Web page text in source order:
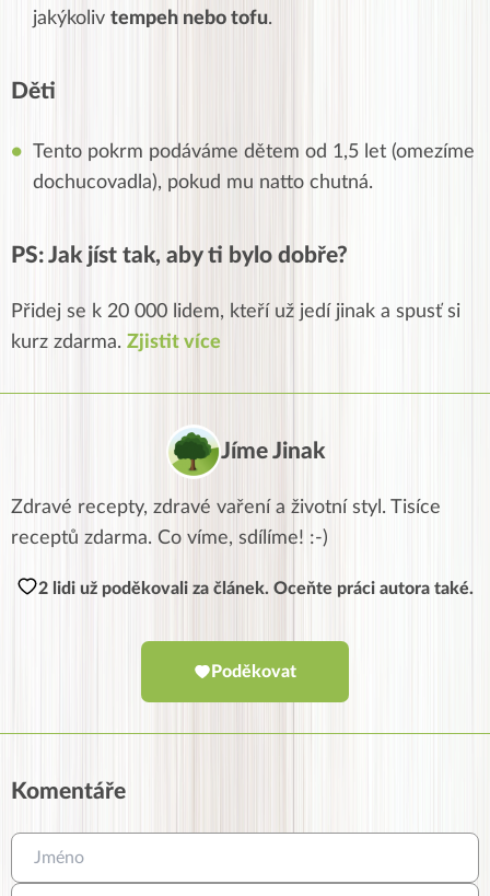
jakýkoliv tempeh nebo tofu.
Děti
Tento pokrm podáváme dětem od 1,5 let (omezíme
dochucovadla), pokud mu natto chutná.
PS: Jak jíst tak, aby ti bylo dobře?
Přidej se k 20 000 lidem, kteří už jedí jinak a spusť si
kurz zdarma. Zjistit více
Jíme Jinak
Zdravé recepty, zdravé vaření a životní styl. Tisíce
receptů zdarma. Co víme, sdílíme! :-)
2 lidi už poděkovali za článek. Oceňte práci autora také.
Poděkovat
Komentáře